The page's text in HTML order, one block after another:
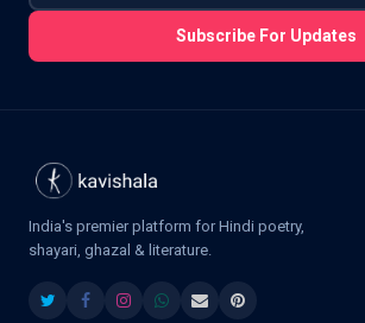
Subscribe For Updates
India's premier platform for Hindi poetry,
shayari, ghazal & literature.